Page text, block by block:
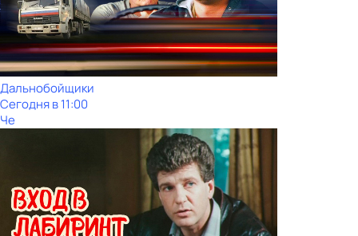
Дальнобойщики
Сегодня в 11:00
Че